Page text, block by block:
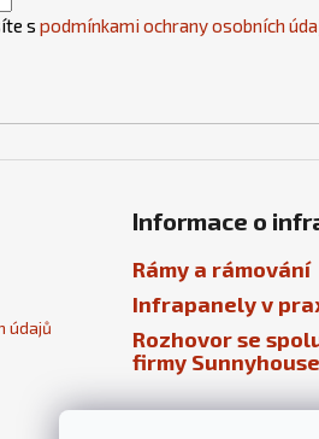
s podmínkami ochrany osobních
údajů
Informace o
Rámy a rámování
Infrapanely v
Rozhovor se
firmy Sunnyhouse